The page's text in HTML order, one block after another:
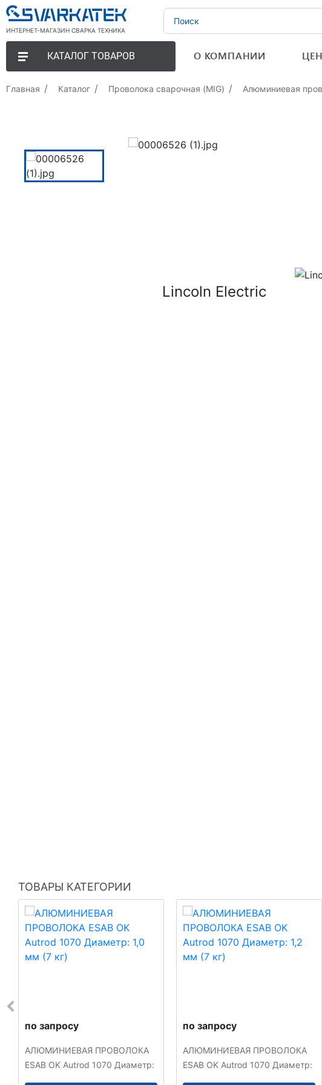
ИНТЕРНЕТ-МАГАЗИН СВАРКА ТЕХНИКА
КАТАЛОГ ТОВАРОВ О КОМПАНИИ
Главная Каталог Проволока сварочная (MIG) Алюминиевая
Lincoln Electric
ТОВАРЫ КАТЕГОРИИ
по запросу
АЛЮМИНИЕВАЯ ПРОВОЛОКА
ESAB OK Autrod 1070 Диаметр:
по запросу
АЛЮМИНИЕВАЯ ПРОВОЛОКА
ESAB OK Autrod 1070 Диаметр: